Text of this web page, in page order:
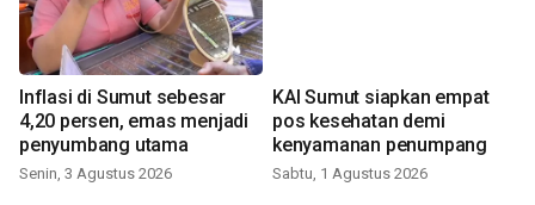
Inflasi di Sumut sebesar
4,20 persen, emas menjadi
penyumbang utama
Senin, 3 Agustus 2026
KAI Sumut siapkan empat
pos kesehatan demi
kenyamanan penumpang
Sabtu, 1 Agustus 2026